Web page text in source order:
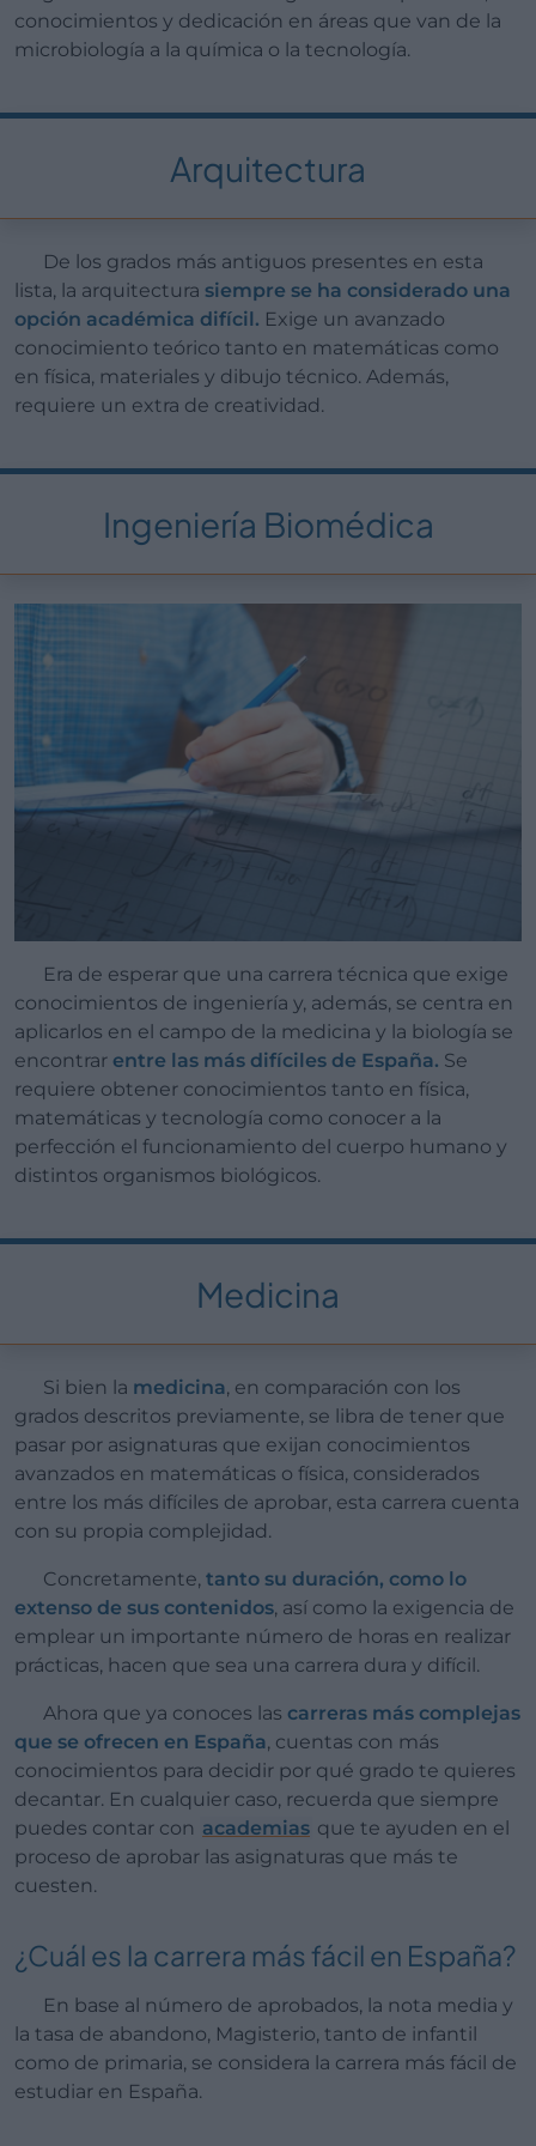
conocimientos y dedicación en áreas que van de la
microbiología a la química o la tecnología.
Arquitectura
De los grados más antiguos presentes en esta
lista, la arquitectura siempre se ha considerado una
opción académica difícil. Exige un avanzado
conocimiento teórico tanto en matemáticas como
en física, materiales y dibujo técnico. Además,
requiere un extra de creatividad.
Ingeniería Biomédica
Era de esperar que una carrera técnica que exige
conocimientos de ingeniería y, además, se centra en
aplicarlos en el campo de la medicina y la biología se
encontrar entre las más difíciles de España. Se
requiere obtener conocimientos tanto en física,
matemáticas y tecnología como conocer a la
perfección el funcionamiento del cuerpo humano y
distintos organismos biológicos.
Medicina
Si bien la medicina, en comparación con los
grados descritos previamente, se libra de tener que
pasar por asignaturas que exijan conocimientos
avanzados en matemáticas o física, considerados
entre los más difíciles de aprobar, esta carrera cuenta
con su propia complejidad.
Concretamente, tanto su duración, como lo
extenso de sus contenidos, así como la exigencia de
emplear un importante número de horas en realizar
prácticas, hacen que sea una carrera dura y difícil.
Ahora que ya conoces las carreras más complejas
que se ofrecen en España, cuentas con más
conocimientos para decidir por qué grado te quieres
decantar. En cualquier caso, recuerda que siempre
puedes contar con academias que te ayuden en el
proceso de aprobar las asignaturas que más te
cuesten.
¿Cuál es la carrera más fácil en España?
En base al número de aprobados, la nota media y
la tasa de abandono, Magisterio, tanto de infantil
como de primaria, se considera la carrera más fácil de
estudiar en España.